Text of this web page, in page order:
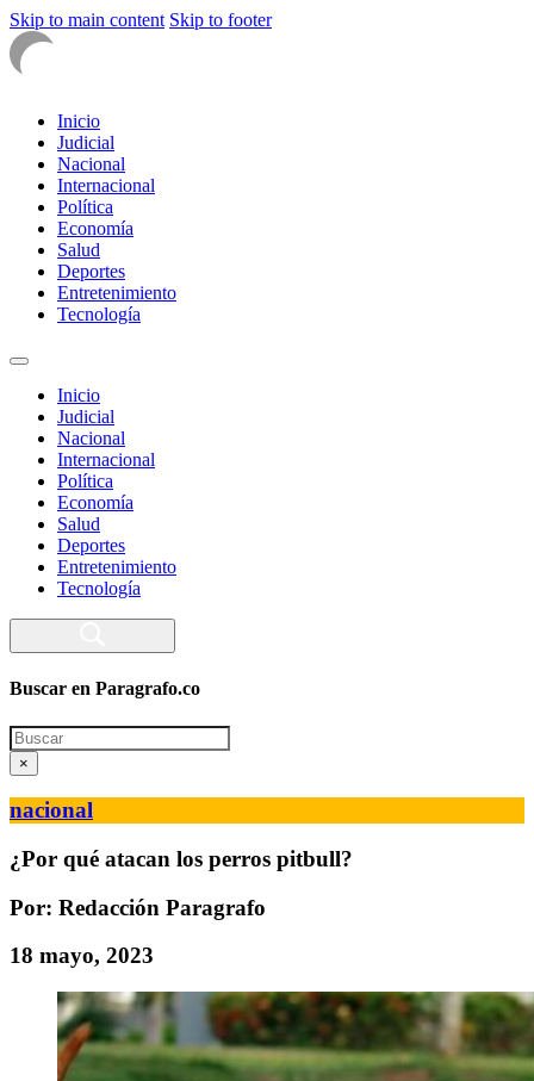
Skip to main content Skip to footer
Inicio
Judicial
Nacional
Internacional
Política
Economía
Salud
Deportes
Entretenimiento
Tecnología
Inicio
Judicial
Nacional
Internacional
Política
Economía
Salud
Deportes
Entretenimiento
Tecnología
Buscar en Paragrafo.co
Search
×
nacional
¿Por qué atacan los perros pitbull?
Por: Redacción Paragrafo
18 mayo, 2023